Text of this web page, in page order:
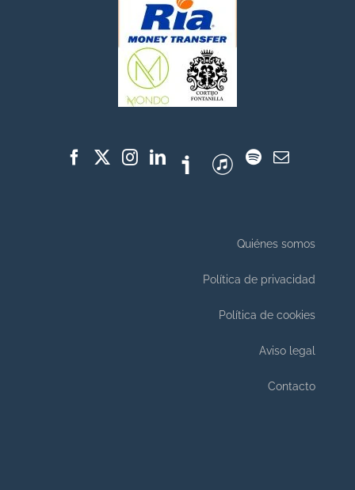
Quiénes somos
Política de privacidad
Política de cookies
Aviso legal
Contacto